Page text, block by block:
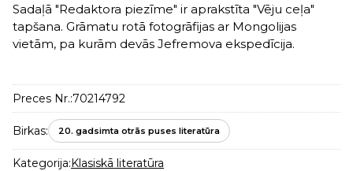
Sadaļā "Redaktora piezīme" ir aprakstīta "Vēju ceļa"
tapšana. Grāmatu rotā fotogrāfijas ar Mongolijas
vietām, pa kurām devās Jefremova ekspedīcija.
Preces Nr.:70214792
Birkas: 20. gadsimta otrās puses literatūra
Kategorija:Klasiskā literatūra